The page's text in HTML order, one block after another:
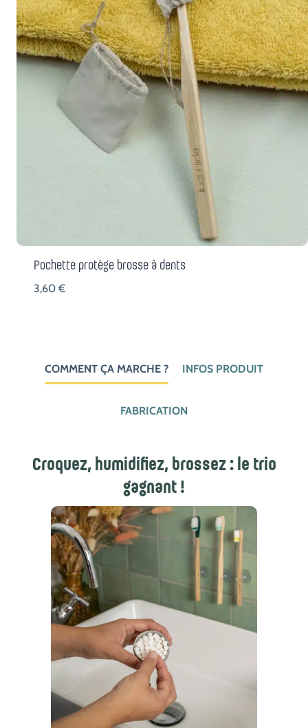
Pochette protège brosse à dents
3,60€
COMMENT ÇA MARCHE ? INFOS PRODUIT
FABRICATION
Croquez, humidifiez, brossez : le trio
gagnant !